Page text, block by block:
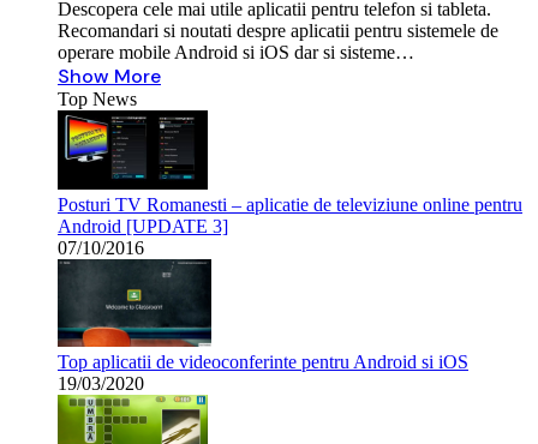
Descopera cele mai utile aplicatii pentru telefon si tableta.
Recomandari si noutati despre aplicatii pentru sistemele de
operare mobile Android si iOS dar si sisteme…
Show More
Top News
Posturi TV Romanesti – aplicatie de televiziune online pentru
Android [UPDATE 3]
07/10/2016
Top aplicatii de videoconferinte pentru Android si iOS
19/03/2020